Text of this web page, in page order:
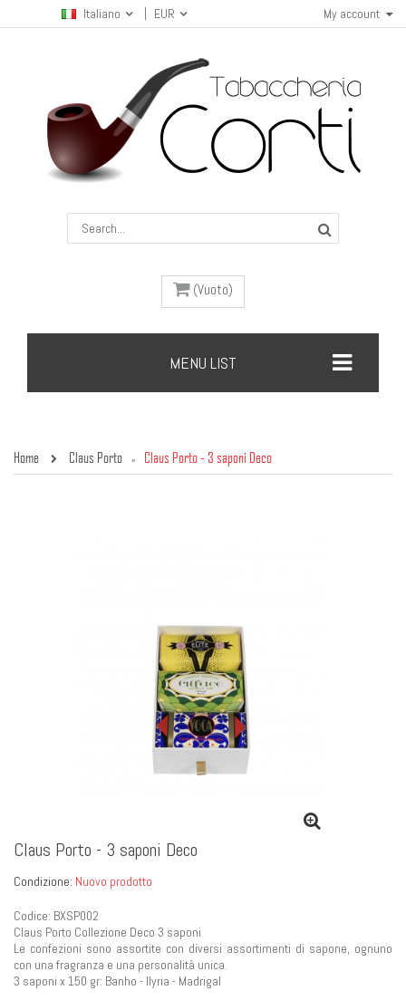
My account
Italiano EUR
(Vuoto)
MENU LIST
Home Claus Porto » Claus Porto - 3 saponi Deco
Claus Porto - 3 saponi Deco
Condizione: Nuovo prodotto
Codice: BXSP002
Claus Porto Collezione Deco 3 saponi
Le confezioni sono assortite con diversi assortimenti di sapone, ognuno
con una fragranza e una personalità unica.
3 saponi x 150 gr: Banho - llyria - Madrigal